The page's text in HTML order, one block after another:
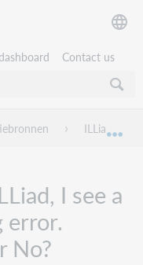
Contact us
/ samenvouwenILLiad
I see a
error.
No?